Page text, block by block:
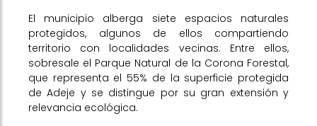
El municipio alberga siete espacios naturales
protegidos, algunos de ellos compartiendo
territorio con localidades vecinas. Entre ellos,
sobresale el Parque Natural de la Corona Forestal,
que representa el 55% de la superficie protegida
de Adeje y se distingue por su gran extensión y
relevancia ecológica.